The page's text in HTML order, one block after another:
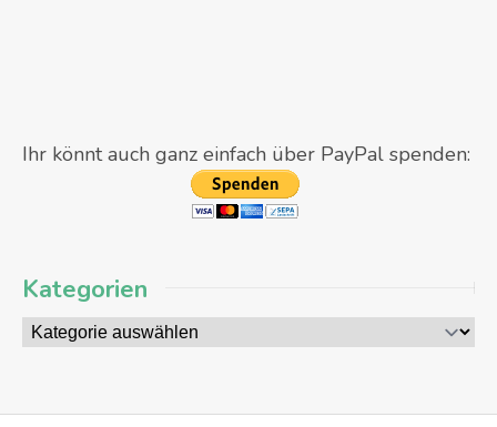
Ihr könnt auch ganz einfach über PayPal spenden:
Kategorien